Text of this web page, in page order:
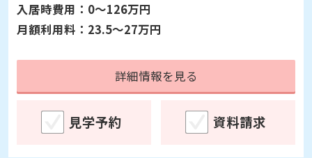
入居時費用： 0～126万円
月額利用料： 23.5～27万円